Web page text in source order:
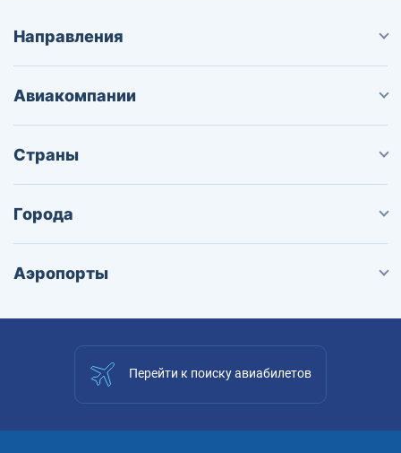
Направления
Авиакомпании
Страны
Города
Аэропорты
Перейти к поиску авиабилетов